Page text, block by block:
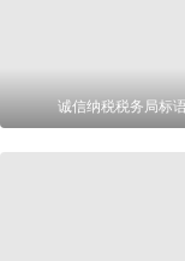
诚信纳税税务局标